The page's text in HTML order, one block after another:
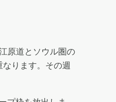
原道とソウル圏の
ります。その週